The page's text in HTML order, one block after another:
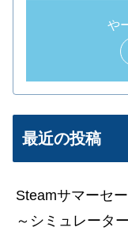
や
最近の投稿
Steamサマーセ
～シミュレータ